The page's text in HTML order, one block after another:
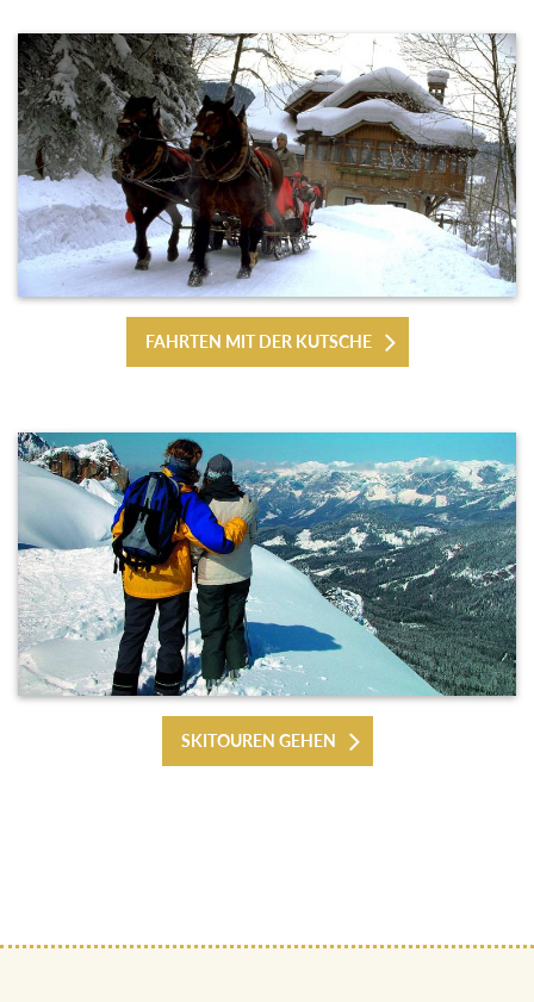
FAHRTEN MIT DER KUTSCHE
SKITOUREN GEHEN